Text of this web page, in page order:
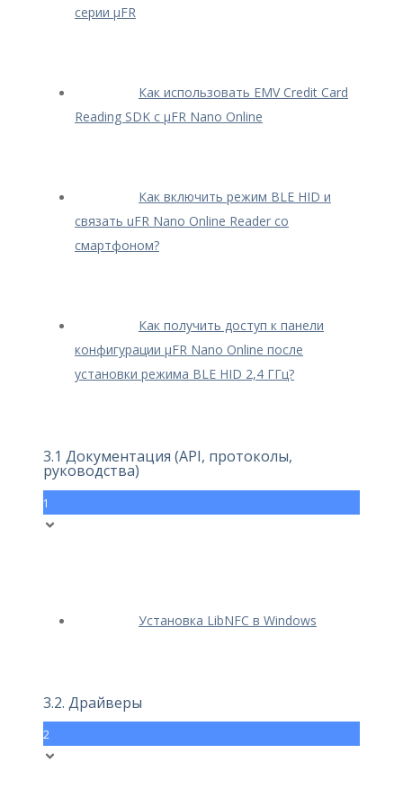
серии μFR
Как использовать EMV Credit Card
Reading SDK с μFR Nano Online
Как включить режим BLE HID и
связать uFR Nano Online Reader со
смартфоном?
Как получить доступ к панели
конфигурации μFR Nano Online после
установки режима BLE HID 2,4 ГГц?
3.1 Документация (API, протоколы,
руководства)
1
Установка LibNFC в Windows
3.2. Драйверы
2